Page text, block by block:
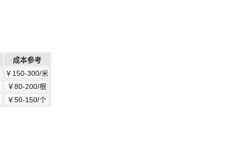
成本参考
￥150-300/米
￥80-200/根
￥50-150/个